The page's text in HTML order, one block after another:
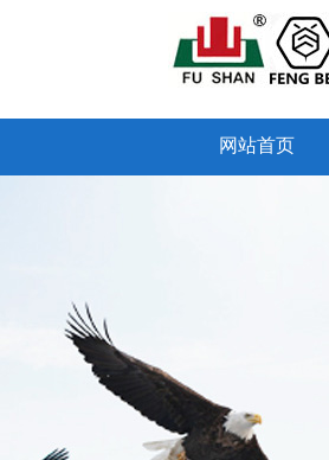
网站首页